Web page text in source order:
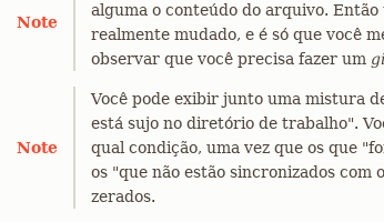
Note
alguma o conteúdo do arquivo. Então
realmente mudado, e é só que você
observar que você precisa fazer um
Note
Você pode exibir junto uma mistura
está sujo no diretório de trabalho".
qual condição, uma vez que os que
os "que não estão sincronizados com
zerados.